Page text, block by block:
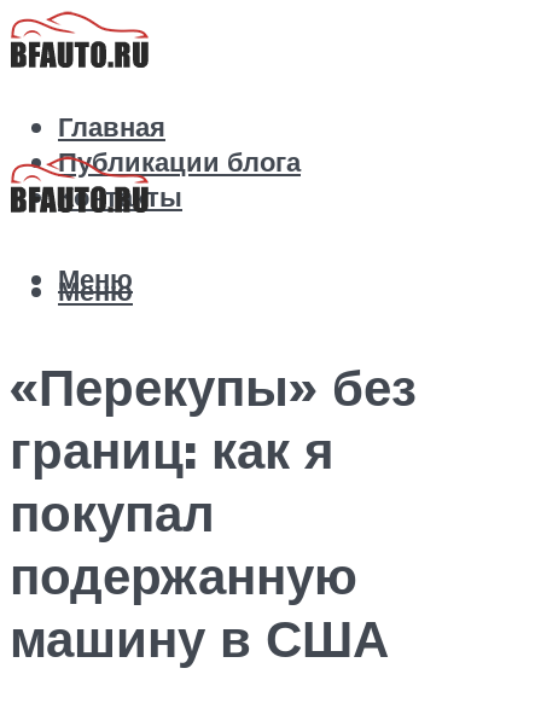
Главная
Публикации блога
Контакты
Меню
Меню
«Перекупы» без
границ: как я
покупал
подержанную
машину в США